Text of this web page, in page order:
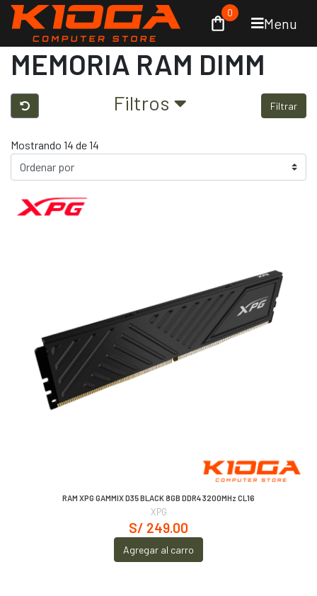
Menu
0
MEMORIA RAM DIMM
Filtros Filtrar
Mostrando 14 de 14
RAM XPG GAMMIX D35 BLACK 8GB DDR4 3200MHz CL16
XPG
S/ 249.00
Agregar al carro